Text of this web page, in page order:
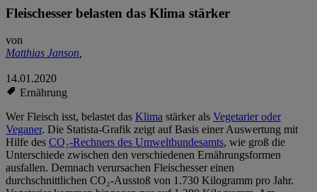
Fleischesser belasten das Klima stärker
von
Matthias Janson,
14.01.2020
Ernährung
Wer Fleisch isst, belastet das Klima stärker als Vegetarier oder
Veganer. Die Statista-Grafik zeigt auf Basis einer Auswertung mit
Hilfe des CO₂-Rechners des Umweltbundesamts, wie groß die
Unterschiede zwischen den verschiedenen Ernährungsformen
ausfallen. Demnach verursachen Fleischesser einen
durchschnittlichen CO₂-Ausstoß von 1.730 Kilogramm pro Jahr.